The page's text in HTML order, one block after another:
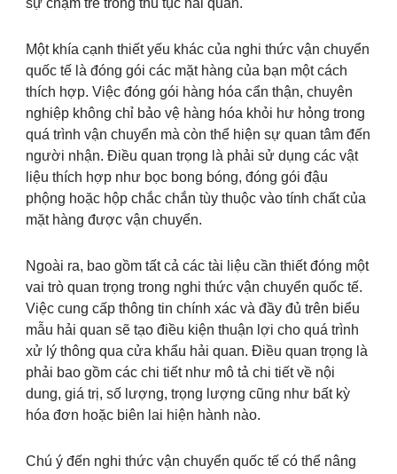
sự chậm trễ trong thủ tục hải quan.
Một khía cạnh thiết yếu khác của nghi thức vận chuyển
quốc tế là đóng gói các mặt hàng của bạn một cách
thích hợp. Việc đóng gói hàng hóa cẩn thận, chuyên
nghiệp không chỉ bảo vệ hàng hóa khỏi hư hỏng trong
quá trình vận chuyển mà còn thể hiện sự quan tâm đến
người nhận. Điều quan trọng là phải sử dụng các vật
liệu thích hợp như bọc bong bóng, đóng gói đậu
phộng hoặc hộp chắc chắn tùy thuộc vào tính chất của
mặt hàng được vận chuyển.
Ngoài ra, bao gồm tất cả các tài liệu cần thiết đóng một
vai trò quan trọng trong nghi thức vận chuyển quốc tế.
Việc cung cấp thông tin chính xác và đầy đủ trên biểu
mẫu hải quan sẽ tạo điều kiện thuận lợi cho quá trình
xử lý thông qua cửa khẩu hải quan. Điều quan trọng là
phải bao gồm các chi tiết như mô tả chi tiết về nội
dung, giá trị, số lượng, trọng lượng cũng như bất kỳ
hóa đơn hoặc biên lai hiện hành nào.
Chú ý đến nghi thức vận chuyển quốc tế có thể nâng